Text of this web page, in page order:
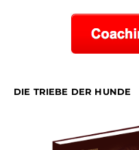
DIE TRIEBE DER HUNDE